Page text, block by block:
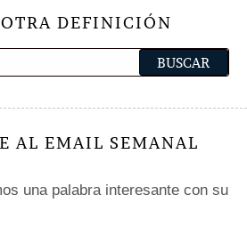
OTRA DEFINICIÓN
AL EMAIL SEMANAL
una palabra interesante con su